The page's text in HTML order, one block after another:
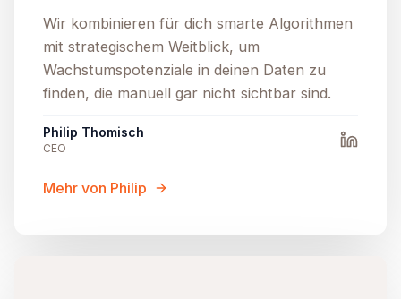
Wir kombinieren für dich smarte Algorithmen
mit strategischem Weitblick, um
Wachstumspotenziale in deinen Daten zu
finden, die manuell gar nicht sichtbar sind.
Philip Thomisch
CEO
Mehr von Philip